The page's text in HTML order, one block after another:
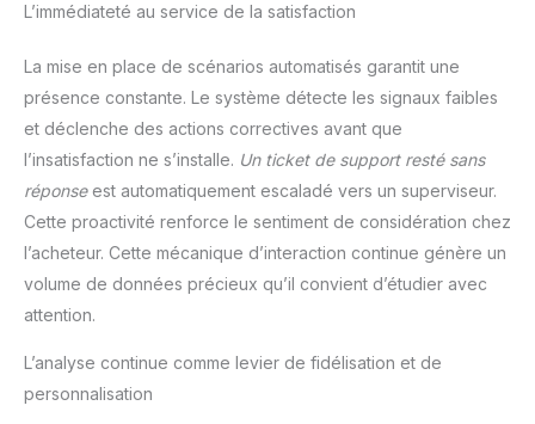
L’immédiateté au service de la satisfaction
La mise en place de scénarios automatisés garantit une
présence constante. Le système détecte les signaux faibles
et déclenche des actions correctives avant que
l’insatisfaction ne s’installe. Un ticket de support resté sans
réponseest automatiquement escaladé vers un superviseur.
Cette proactivité renforce le sentiment de considération chez
l’acheteur. Cette mécanique d’interaction continue génère un
volume de données précieux qu’il convient d’étudier avec
attention.
L’analyse continue comme levier de fidélisation et de
personnalisation